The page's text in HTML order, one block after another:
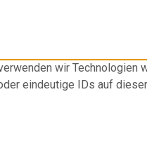
wir
eindeutige IDs auf